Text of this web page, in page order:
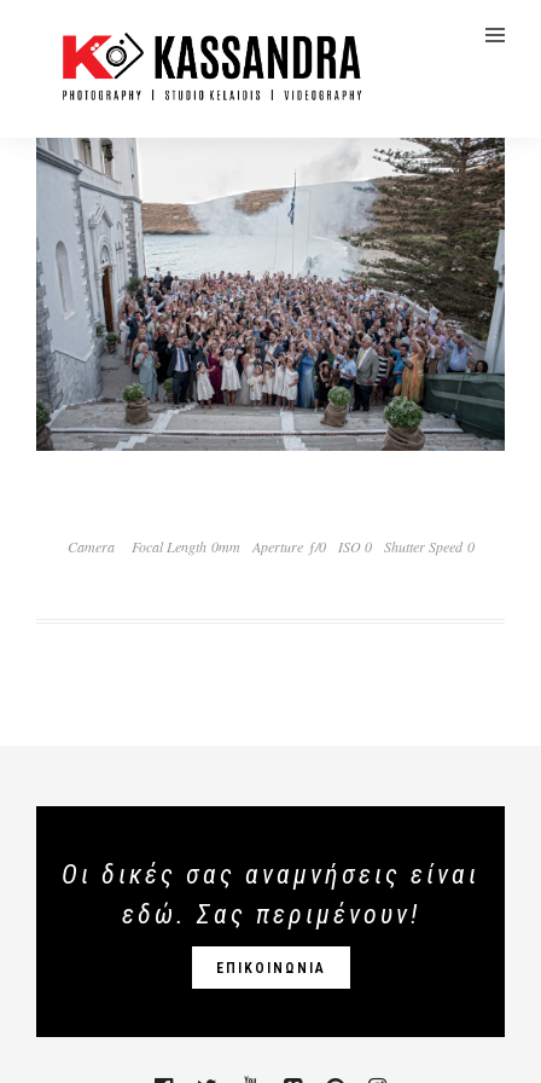
Camera Focal Length 0mm Aperture ƒ/0 ISO 0 Shutter Speed 0
Οι δικές σας αναμνήσεις είναι
εδώ. Σας περιμένουν!
ΕΠΙΚΟΙΝΩΝΙΑ